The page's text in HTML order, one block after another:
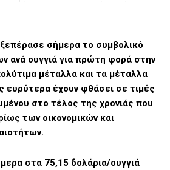
σήμερα το συμβολικό
ανά ουγγιά για πρώτη φορά στην
μέταλλα και τα μέταλλα
ευρύτερα έχουν φθάσει σε τιμές
στο τέλος της χρονιάς που
των οικονομικών και
στα 75,15 δολάρια/ουγγιά